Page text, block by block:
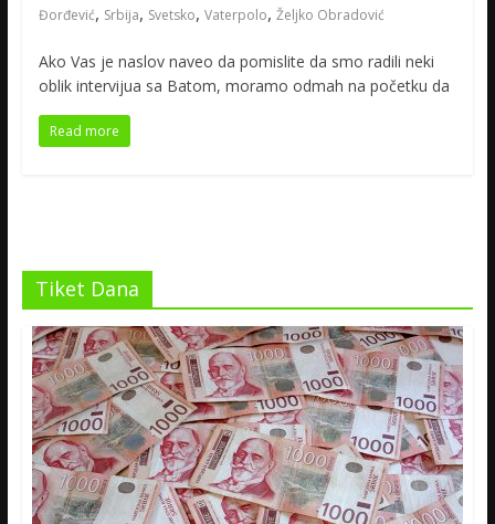
Đorđević, Srbija, Svetsko, Vaterpolo, Željko Obradović
Ako Vas je naslov naveo da pomislite da smo radili neki
oblik intervijua sa Batom, moramo odmah na početku da
Read more
Tiket Dana